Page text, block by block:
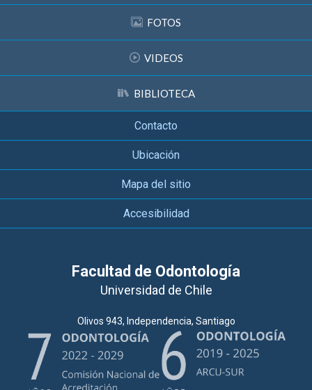
FOTOS
VIDEOS
BIBLIOTECA
Contacto
Ubicación
Mapa del sitio
Accesibilidad
Facultad de Odontología
Universidad de Chile
Olivos 943, Independencia, Santiago